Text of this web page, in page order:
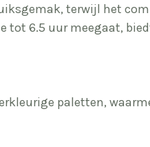
terwijl het
tot 6.5 uur meegaat,
paletten,